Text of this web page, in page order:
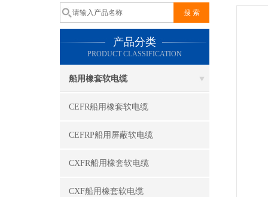
产品分类
PRODUCT CLASSIFICATION
船用橡套软电缆
CEFR船用橡套软电缆
CEFRP船用屏蔽软电缆
CXFR船用橡套软电缆
CXF船用橡套软电缆